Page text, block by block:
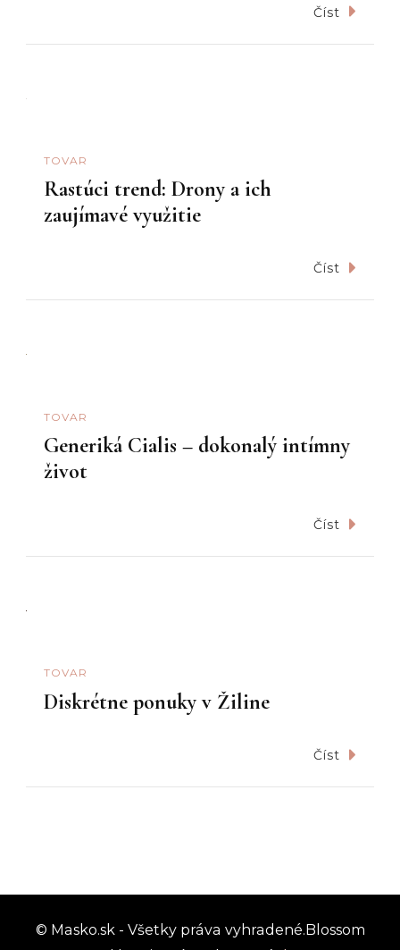
Číst
TOVAR
Rastúci trend: Drony a ich
zaujímavé využitie
Číst
TOVAR
Generiká Cialis – dokonalý intímny
život
Číst
TOVAR
Diskrétne ponuky v Žiline
Číst
© Masko.sk - Všetky práva vyhradené.Blossom